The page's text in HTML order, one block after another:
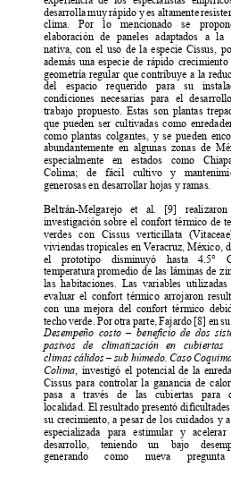
desarrolla muy rápido y es altamente
clima.
Por lo mencionado se
elaboración de paneles adaptados a la
nativa, con el uso de la especie Cissus,
además una especie de rápido crecimiento
geometría regular que contribuye a la
del
espacio requerido para su inst
condiciones necesarias para el
trabajo propuesto. Estas son plantas
que pueden ser cultivadas como
como plantas colgantes, y se pueden
abundantemente en algunas zonas de
especialmente
en estados como
Colima;
de fácil cultivo y
generosas en desarrollar hojas y ramas.
Beltrán-Melgarejo et al. [9]
realizaron
investigación sobre el confort térmico de
verdes con Cissus verticillata
viviendas tropicales en Veracruz, México,
el
prototipo disminuyó hasta 4.5°
temperatura promedio de las láminas de
las habitaciones. Las variables utilizadas
evaluar el confort térmico arrojaron r
con una mejora del confort térmico
techo verde. Por otra parte, Fajardo [8] en
Desempeño costo – beneficio de dos
pasivos de climatización en cubiertas
climas cálidos – sub húmedo. Caso
Colima investigó el potencial de la
Cissus para controlar la ganancia de
pasa a través de las cubiertas para
localidad. El resultado presentó
su crecimiento, a pesar de los cuidados y a
especializada para estimular y acelerar
desarrollo,
teniendo un bajo
generando
como nueva pregunta